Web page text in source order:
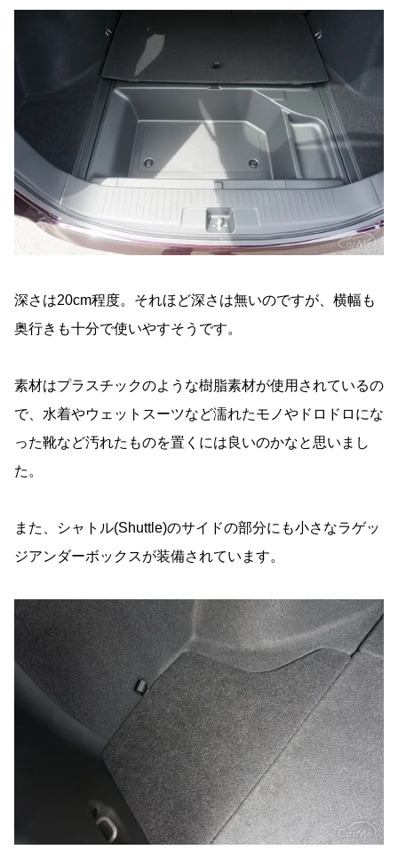
深さは20cm程度。それほど深さは無いのですが、横幅も
奥行きも十分で使いやすそうです。
素材はプラスチックのような樹脂素材が使用されているの
で、水着やウェットスーツなど濡れたモノやドロドロにな
った靴など汚れたものを置くには良いのかなと思いまし
た。
また、シャトル(Shuttle)のサイドの部分にも小さなラゲッ
ジアンダーボックスが装備されています。